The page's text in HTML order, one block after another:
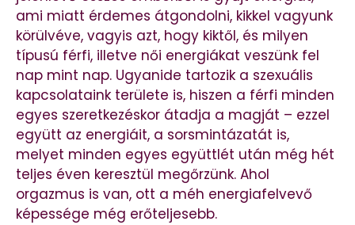
ami miatt érdemes átgondolni, kikkel vagyunk
körülvéve, vagyis azt, hogy kiktől, és milyen
típusú férfi, illetve női energiákat veszünk fel
nap mint nap. Ugyanide tartozik a szexuális
kapcsolataink területe is, hiszen a férfi minden
egyes szeretkezéskor átadja a magját – ezzel
együtt az energiáit, a sorsmintázatát is,
melyet minden egyes együttlét után még hét
teljes éven keresztül megőrzünk. Ahol
orgazmus is van, ott a méh energiafelvevő
képessége még erőteljesebb.